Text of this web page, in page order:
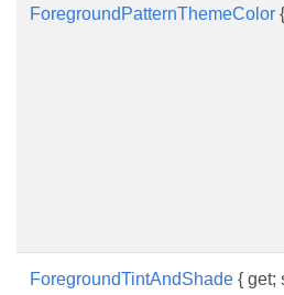
ForegroundPatternThemeColor
ForegroundTintAndShade { get;